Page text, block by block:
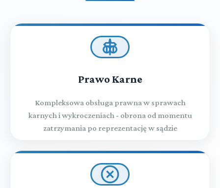
Prawo Karne
Kompleksowa obsługa prawna w sprawach
karnych i wykroczeniach - obrona od momentu
zatrzymania po reprezentację w sądzie